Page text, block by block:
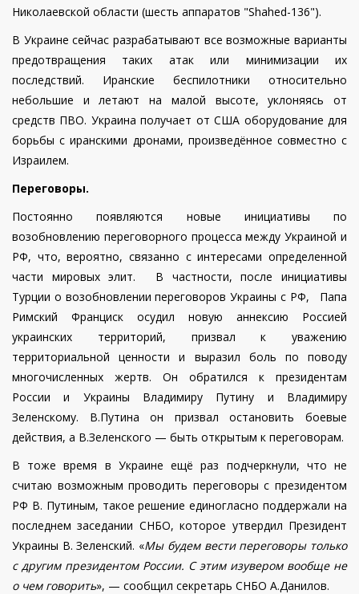
Николаевской области (шесть аппаратов "Shahed-136").
В Украине сейчас разрабатывают все возможные варианты
предотвращения таких атак или минимизации их
последствий. Иранские беспилотники относительно
небольшие и летают на малой высоте, уклоняясь от
средств ПВО. Украина получает от США оборудование для
борьбы с иранскими дронами, произведённое совместно с
Израилем.
Переговоры.
Постоянно появляются новые инициативы по
возобновлению переговорного процесса между Украиной и
РФ, что, вероятно, связанно с интересами определенной
части мировых элит. В частности, после инициативы
Турции о возобновлении переговоров Украины с РФ, Папа
Римский Франциск осудил новую аннексию Россией
украинских территорий, призвал к уважению
территориальной ценности и выразил боль по поводу
многочисленных жертв.
Он обратился к президентам
России и Украины Владимиру Путину и Владимиру
Зеленскому. В.Путина он призвал остановить боевые
действия, а В.Зеленского — быть открытым к переговорам.
В тоже время в Украине ещё раз подчеркнули, что не
считаю возможным проводить переговоры с президентом
РФ В. Путиным, такое решение единогласно поддержали на
последнем заседании СНБО, которое утвердил Президент
Украины В. Зеленский. «Мы будем вести переговоры только
с другим президентом России. С этим изувером вообще не
о чем говорить», — сообщил секретарь СНБО А.Данилов.